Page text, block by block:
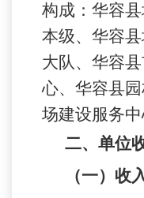
构成：华容
本级、华容
大队、华容
心、华容县
场建设服务中
二、单位
（一）收